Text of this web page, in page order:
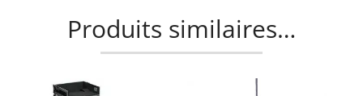
Produits similaires…